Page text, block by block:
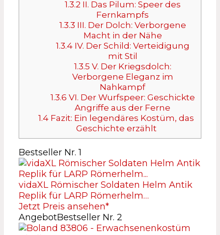
1.3.2 II. Das Pilum: Speer des
Fernkampfs
1.3.3 III. Der Dolch: Verborgene
Macht in der Nähe
1.3.4IV. Der Schild: Verteidigung
mit Stil
1.3.5 V. Der Kriegsdolch:
Verborgene Eleganz im
Nahkampf
1.3.6 VI. Der Wurfspeer: Geschickte
Angriffe aus der Ferne
1.4 Fazit: Ein legendäres Kostüm, das
Geschichte erzählt
Bestseller Nr. 1
vidaXL Römischer Soldaten Helm Antik
Replik für LARP Römerhelm…
Jetzt Preis ansehen*
AngebotBestseller Nr. 2